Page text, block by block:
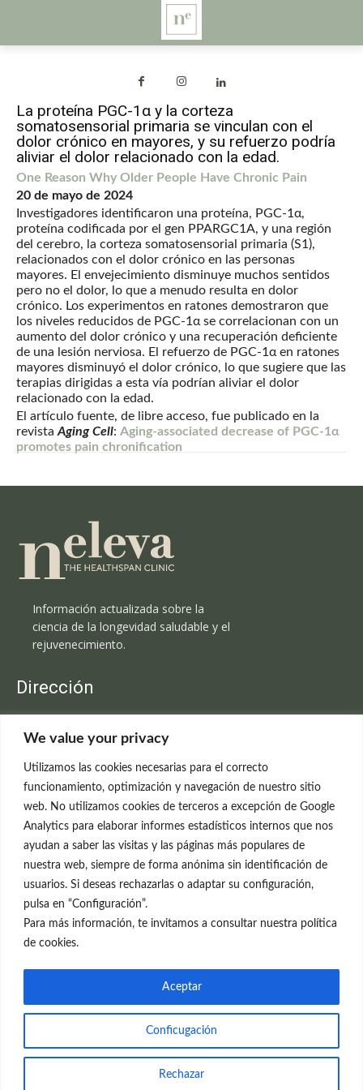
We value your privacy
Utilizamos las cookies necesarias para el correcto
funcionamiento, optimización y navegación de nuestro sitio
web. No utilizamos cookies de terceros a excepción de Google
Analytics para elaborar informes estadísticos internos que nos
ayudan a saber las visitas y las páginas más populares de
nuestra web, siempre de forma anónima sin identificación de
usuarios. Si deseas rechazarlas o adaptar su configuración,
pulsa en “Configuración”.
Para más información, te invitamos a consultar nuestra política
de cookies.
Conficugación
Rechazar
Aceptar
La proteína PGC-1α y la corteza
somatosensorial primaria se vinculan con el
dolor crónico en mayores, y su refuerzo podría
aliviar el dolor relacionado con la edad.
One Reason Why Older People Have Chronic Pain
20 de mayo de 2024
Investigadores identificaron una proteína, PGC-1α,
proteína codificada por el gen PPARGC1A, y una región
del cerebro, la corteza somatosensorial primaria (S1),
relacionados con el dolor crónico en las personas
mayores. El envejecimiento disminuye muchos sentidos
pero no el dolor, lo que a menudo resulta en dolor
crónico. Los experimentos en ratones demostraron que
los niveles reducidos de PGC-1α se correlacionan con un
aumento del dolor crónico y una recuperación deficiente
de una lesión nerviosa. El refuerzo de PGC-1α en ratones
mayores disminuyó el dolor crónico, lo que sugiere que las
terapias dirigidas a esta vía podrían aliviar el dolor
relacionado con la edad.
El artículo fuente, de libre acceso, fue publicado en la
revista Aging Cell: Aging-associated decrease of PGC-1α
promotes pain chronification
Información actualizada sobre la
ciencia de la longevidad saludable y el
rejuvenecimiento.
Dirección
C/Claudio Coello, 19 - 1º
699 595 619
rejuvenecimiento@clinicaneleva.com
Información Legal
Política de Privacidad
Política de Cookies
© el Radar del Rejuvenecimiento